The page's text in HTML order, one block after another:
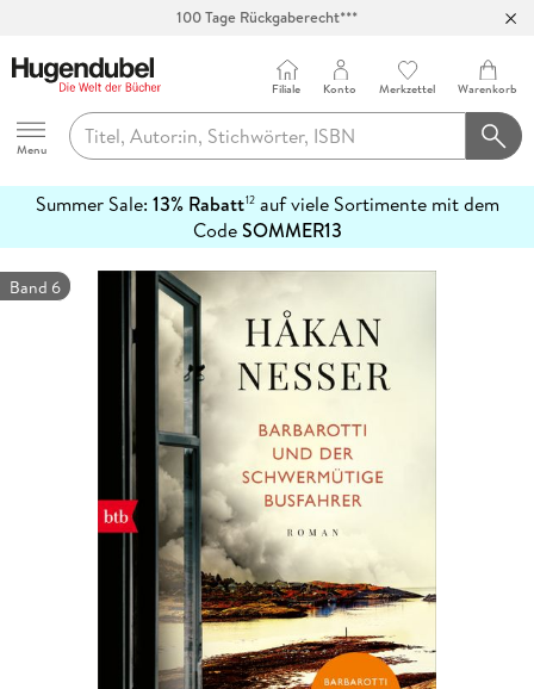
100 Tage Rückgaberecht***
Hugendubel
Menu
Filiale Konto Merkzettel Warenkorb
Summer Sale: 13% Rabatt12auf viele Sortimente mit dem
CodeSOMMER13
erfahren
Band 6